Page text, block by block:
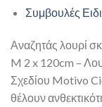
Συμβουλές
Αναζητάς λουρί
M 2 x 120cm –
Σχεδίου Motivo
θέλουν